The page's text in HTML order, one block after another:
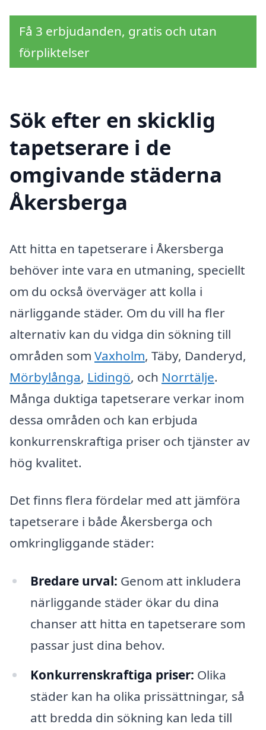
Få 3 erbjudanden, gratis och utan
förpliktelser
Sök efter en skicklig
tapetserare i de
omgivande städerna
Åkersberga
Att hitta en tapetserare i Åkersberga
behöver inte vara en utmaning, speciellt
om du också överväger att kolla i
närliggande städer. Om du vill ha fler
alternativ kan du vidga din sökning till
områden som Vaxholm, Täby, Danderyd,
Mörbylånga, Lidingö, och Norrtälje.
Många duktiga tapetserare verkar inom
dessa områden och kan erbjuda
konkurrenskraftiga priser och tjänster av
hög kvalitet.
Det finns flera fördelar med att jämföra
tapetserare i både Åkersberga och
omkringliggande städer:
Bredare urval: Genom att inkludera
närliggande städer ökar du dina
chanser att hitta en tapetserare som
passar just dina behov.
Konkurrenskraftiga priser: Olika
städer kan ha olika prissättningar, så
att bredda din sökning kan leda till